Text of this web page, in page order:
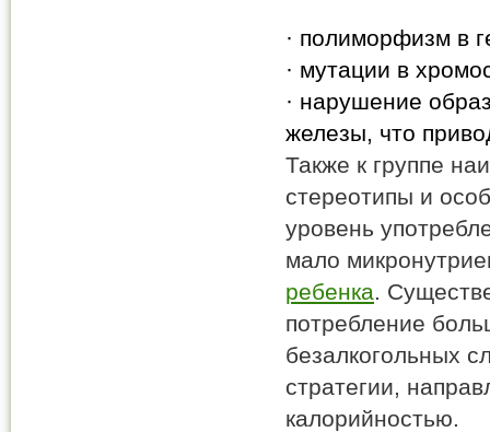
· полиморфизм в
· мутации в
· нарушение
железы, что
Также к группе
стереотипы и
уровень
мало
ребенка.
потребление
безалкогольных
стратегии,
калорийностью.